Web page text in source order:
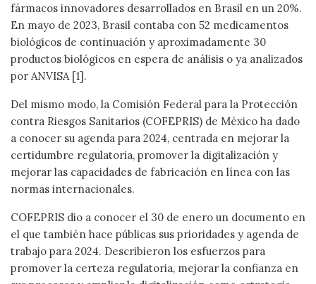
fármacos innovadores desarrollados en Brasil en un 20%.
En mayo de 2023, Brasil contaba con 52 medicamentos
biológicos de continuación y aproximadamente 30
productos biológicos en espera de análisis o ya analizados
por ANVISA [1].
Del mismo modo, la Comisión Federal para la Protección
contra Riesgos Sanitarios (COFEPRIS) de México ha dado
a conocer su agenda para 2024, centrada en mejorar la
certidumbre regulatoria, promover la digitalización y
mejorar las capacidades de fabricación en línea con las
normas internacionales.
COFEPRIS dio a conocer el 30 de enero un documento en
el que también hace públicas sus prioridades y agenda de
trabajo para 2024. Describieron los esfuerzos para
promover la certeza regulatoria, mejorar la confianza en